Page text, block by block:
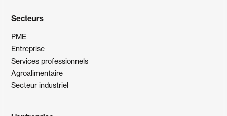
Secteurs
PME
Entreprise
Services professionnels
Agroalimentaire
Secteur industriel